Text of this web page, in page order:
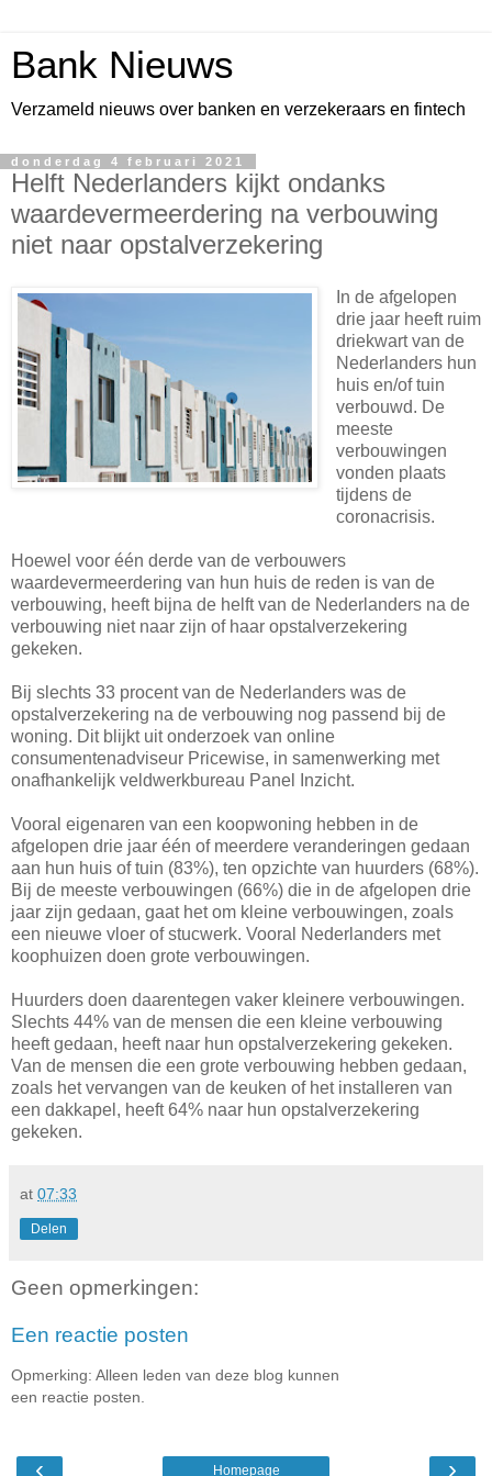
Bank Nieuws
Verzameld nieuws over banken en verzekeraars en fintech
donderdag 4 februari 2021
Helft Nederlanders kijkt ondanks
waardevermeerdering na verbouwing
niet naar opstalverzekering
In de afgelopen
drie jaar heeft ruim
driekwart van de
Nederlanders hun
huis en/of tuin
verbouwd. De
meeste
verbouwingen
vonden plaats
tijdens de
coronacrisis.
Hoewel voor één derde van de verbouwers
waardevermeerdering van hun huis de reden is van de
verbouwing, heeft bijna de helft van de Nederlanders na de
verbouwing niet naar zijn of haar opstalverzekering
gekeken.
Bij slechts 33 procent van de Nederlanders was de
opstalverzekering na de verbouwing nog passend bij de
woning. Dit blijkt uit onderzoek van online
consumentenadviseur Pricewise, in samenwerking met
onafhankelijk veldwerkbureau Panel Inzicht.
Vooral eigenaren van een koopwoning hebben in de
afgelopen drie jaar één of meerdere veranderingen gedaan
aan hun huis of tuin (83%), ten opzichte van huurders (68%).
Bij de meeste verbouwingen (66%) die in de afgelopen drie
jaar zijn gedaan, gaat het om kleine verbouwingen, zoals
een nieuwe vloer of stucwerk. Vooral Nederlanders met
koophuizen doen grote verbouwingen.
Huurders doen daarentegen vaker kleinere verbouwingen.
Slechts 44% van de mensen die een kleine verbouwing
heeft gedaan, heeft naar hun opstalverzekering gekeken.
Van de mensen die een grote verbouwing hebben gedaan,
zoals het vervangen van de keuken of het installeren van
een dakkapel, heeft 64% naar hun opstalverzekering
gekeken.
at 07:33
Delen
Geen opmerkingen:
Een reactie posten
Opmerking: Alleen leden van deze blog kunnen
een reactie posten.
‹ ›
Homepage